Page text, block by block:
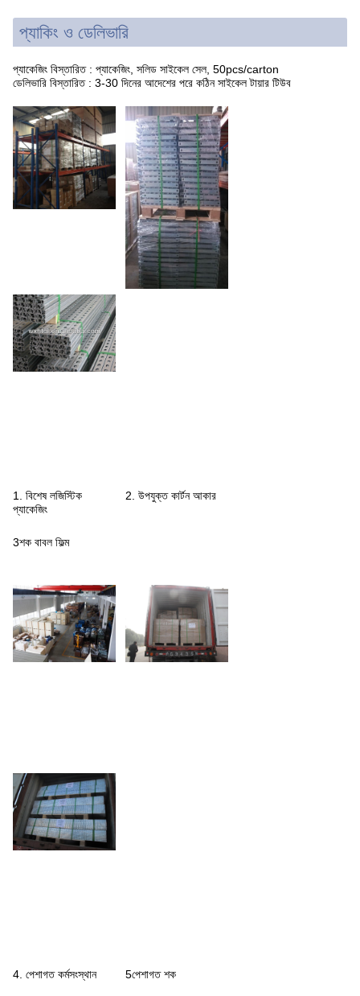
প্যাকিং ও ডেলিভারি
প্যাকেজিং বিস্তারিত : প্যাকেজিং, সলিড সাইকেল সেল, 50pcs/carton
ডেলিভারি বিস্তারিত : 3-30 দিনের আদেশের পরে কঠিন সাইকেল টায়ার টিউব
1. বিশেষ লজিস্টিক
প্যাকেজিং
2. উপযুক্ত কার্টন আকার
3শক বাবল ফিল্ম
4. পেশাগত কর্মসংস্থান 5পেশাগত শক